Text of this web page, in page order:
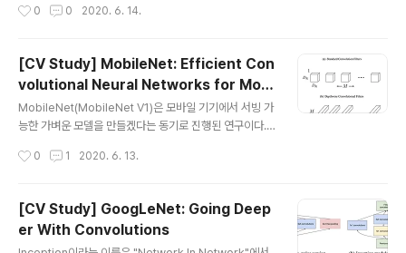
서는 $L$개의 레이어..
것을 보면 알 수 있듯, ShuffleNet 역시 MobileNet처럼
gLeNet에서는 1x1 convolution(pointwise convolu
tion)이 연산량과 파라미터 수를 줄이는데 효율적이어서
적극적으로 활용되었다. 하지만 Xception이나 ResNeX
t의 op별 연산량을 살펴보면 1x1 conv에서 매우 많은 시
0 0 2020. 6. 14.
[CV Study] MobileNet: Efficient Con
volutional Neural Networks for Mobi
le Vision Applications
MobileNet(MobileNet V1)은 모바일 기기에서 서빙 가
능한 가벼운 모델을 만들겠다는 동기로 진행된 연구이다.
할을 하는 depthwise separable convolution이다.
depthwise separable convolution이며, depthwis
e convolution과 pointwise convolution이 연속적으
0 1 2020. 6. 13.
[CV Study] GoogLeNet: Going Deep
er With Convolutions